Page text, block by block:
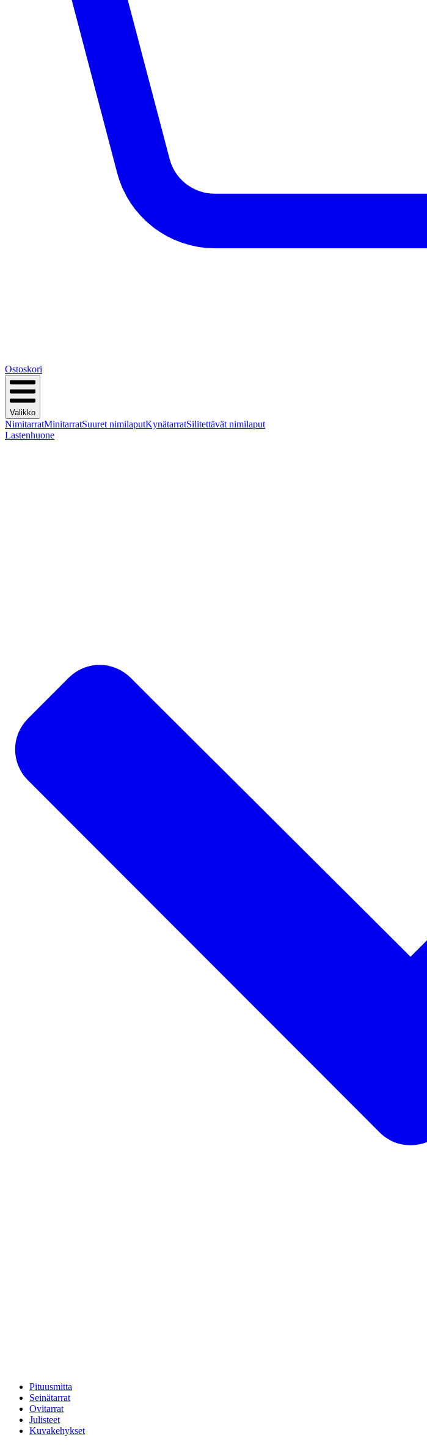
Ostoskori
Valikko
NimitarratMinitarratSuuret nimilaputKynätarratSilitettävät nimilaput
Lastenhuone
Pituusmitta
Seinätarrat
Ovitarrat
Julisteet
Kuvakehykset